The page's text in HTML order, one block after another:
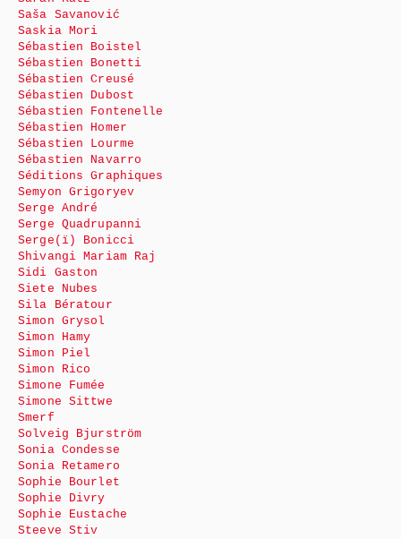
Saša Savanović
Saskia Mori
Sébastien Boistel
Sébastien Bonetti
Sébastien Creusé
Sébastien Dubost
Sébastien Fontenelle
Sébastien Homer
Sébastien Lourme
Sébastien Navarro
Séditions Graphiques
Semyon Grigoryev
Serge André
Serge Quadrupanni
Serge(ï) Bonicci
Shivangi Mariam Raj
Sidi Gaston
Siete Nubes
Sila Bératour
Simon Grysol
Simon Hamy
Simon Piel
Simon Rico
Simone Fumée
Simone Sittwe
Smerf
Solveig Bjurström
Sonia Condesse
Sonia Retamero
Sophie Bourlet
Sophie Divry
Sophie Eustache
Steeve Stiv